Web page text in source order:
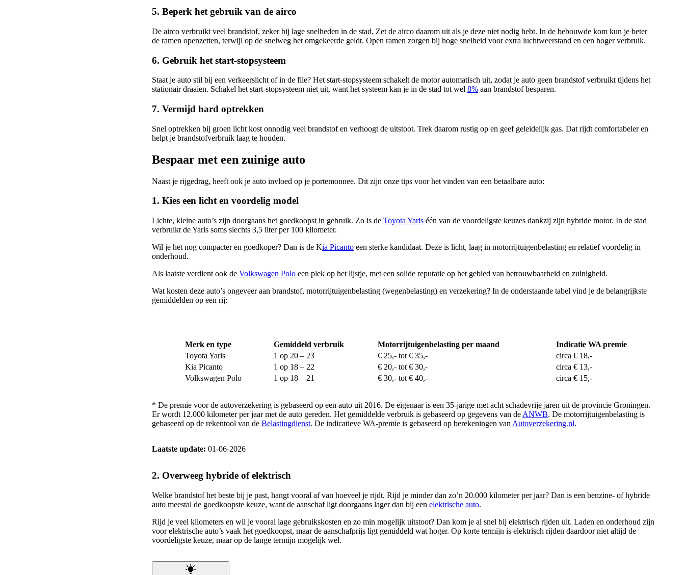
5. Beperk het gebruik van de airco
De airco verbruikt veel brandstof, zeker bij lage snelheden in de stad. Zet de airco daarom uit als je deze niet nodig hebt. In de bebouwde kom kun je beter
de ramen openzetten, terwijl op de snelweg het omgekeerde geldt. Open ramen zorgen bij hoge snelheid voor extra luchtweerstand en een hoger verbruik.
6. Gebruik het start-stopsysteem
Staat je auto stil bij een verkeerslicht of in de file? Het start-stopsysteem schakelt de motor automatisch uit, zodat je auto geen brandstof verbruikt tijdens het
stationair draaien. Schakel het start-stopsysteem niet uit, want het systeem kan je in de stad tot wel 8% aan brandstof besparen.
7. Vermijd hard optrekken
Snel optrekken bij groen licht kost onnodig veel brandstof en verhoogt de uitstoot. Trek daarom rustig op en geef geleidelijk gas. Dat rijdt comfortabeler en
helpt je brandstofverbruik laag te houden.
Bespaar met een zuinige auto
Naast je rijgedrag, heeft ook je auto invloed op je portemonnee. Dit zijn onze tips voor het vinden van een betaalbare auto:
1. Kies een licht en voordelig model
Lichte, kleine auto’s zijn doorgaans het goedkoopst in gebruik. Zo is de Toyota Yaris één van de voordeligste keuzes dankzij zijn hybride motor. In de stad
verbruikt de Yaris soms slechts 3,5 liter per 100 kilometer.
Wil je het nog compacter en goedkoper? Dan is de Kia Picanto een sterke kandidaat. Deze is licht, laag in motorrijtuigenbelasting en relatief voordelig in
onderhoud.
Als laatste verdient ook de Volkswagen Polo een plek op het lijstje, met een solide reputatie op het gebied van betrouwbaarheid en zuinigheid.
Wat kosten deze auto’s ongeveer aan brandstof, motorrijtuigenbelasting (wegenbelasting) en verzekering? In de onderstaande tabel vind je de belangrijkste
gemiddelden op een rij:
Merk en type Gemiddeld verbruik Motorrijtuigenbelasting per maand
Indicatie WA premie
Toyota Yaris
1 op 20 – 23 € 25,- tot € 35,-
circa € 18,-
Kia Picanto
1 op 18 – 22 € 20,- tot € 30,-
circa € 13,-
Volkswagen Polo
1 op 18 – 21 € 30,- tot € 40,- circa € 15,-
* De premie voor de autoverzekering is gebaseerd op een auto uit 2016. De eigenaar is een 35-jarige met acht schadevrije jaren uit de provincie Groningen.
Er wordt 12.000 kilometer per jaar met de auto gereden. Het gemiddelde verbruik is gebaseerd op gegevens van de ANWB. De motorrijtuigenbelasting is
gebaseerd op de rekentool van de Belastingdienst. De indicatieve WA-premie is gebaseerd op berekeningen van Autoverzekering.nl.
Laatste update: 01-06-2026
2. Overweeg hybride of elektrisch
Welke brandstof het beste bij je past, hangt vooral af van hoeveel je rijdt. Rijd je minder dan zo’n 20.000 kilometer per jaar? Dan is een benzine- of hybride
auto meestal de goedkoopste keuze, want de aanschaf ligt doorgaans lager dan bij een elektrische auto.
Rijd je veel kilometers en wil je vooral lage gebruikskosten en zo min mogelijk uitstoot? Dan kom je al snel bij elektrisch rijden uit. Laden en onderhoud zijn
voor elektrische auto’s vaak het goedkoopst, maar de aanschafprijs ligt gemiddeld wat hoger. Op korte termijn is elektrisch rijden daardoor niet altijd de
voordeligste keuze, maar op de lange termijn mogelijk wel.